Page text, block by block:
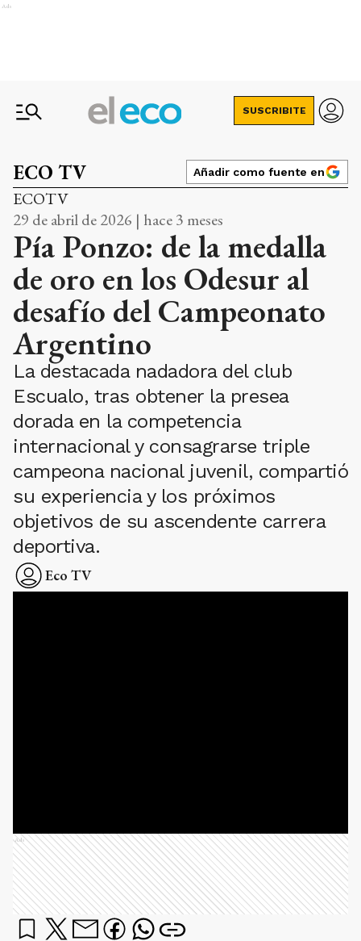
Ads
SUSCRIBITE
ECO TV Añadir como fuente en
ECOTV
29 de abril de 2026 | hace 3 meses
Pía Ponzo: de la medalla
de oro en los Odesur al
desafío del Campeonato
Argentino
La destacada nadadora del club
Escualo, tras obtener la presea
dorada en la competencia
internacional y consagrarse triple
campeona nacional juvenil, compartió
su experiencia y los próximos
objetivos de su ascendente carrera
deportiva.
Eco TV
Ads